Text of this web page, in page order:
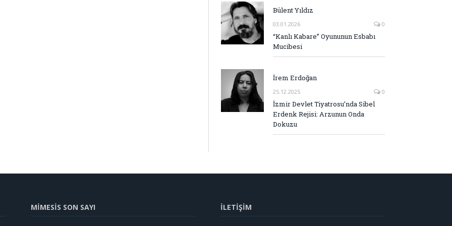
Bülent Yıldız
03.01.2026 0
“Kanlı Kabare” Oyununun Esbabı
Mucibesi
İrem Erdoğan
25.12.2025 0
İzmir Devlet Tiyatrosu’nda Sibel
Erdenk Rejisi: Arzunun Onda
Dokuzu
MİMESİS SON SAYI İLETİŞİM